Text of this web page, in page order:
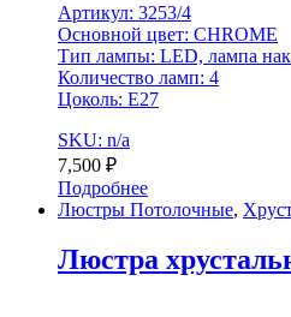
Артикул: 3253/4
Основной цвет: CHROME
Тип лампы: LED, лампа
Количество ламп: 4
Цоколь: Е27
SKU: n/a
7,500 ₽
Подробнее
Люстры Потолочные,
Люстра